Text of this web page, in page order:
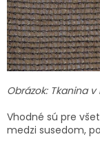
Obrázok: Tkanina
Vhodné sú pre
medzi susedom,